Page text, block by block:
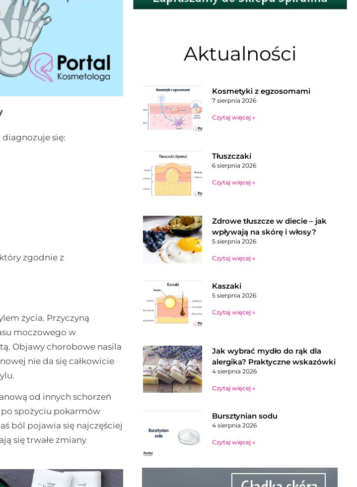
się:
zgodnie z
życia. Przyczyną
moczowego w
Objawy chorobowe nasila
nie da się całkowicie
od innych schorzeń
po spożyciu pokarmów
ból pojawia się najczęściej
się trwałe zmiany
Aktualności
Kosmetyki z egzosomami
7 sierpnia 2026
Czytaj więcej »
Tłuszczaki
6 sierpnia 2026
Czytaj więcej »
Zdrowe tłuszcze w diecie – jak
wpływają na skórę i włosy?
5 sierpnia 2026
Czytaj więcej »
Kaszaki
5 sierpnia 2026
Czytaj więcej »
Jak wybrać mydło do rąk dla
alergika? Praktyczne wskazówki
4 sierpnia 2026
Czytaj więcej »
Bursztynian sodu
4 sierpnia 2026
Czytaj więcej »